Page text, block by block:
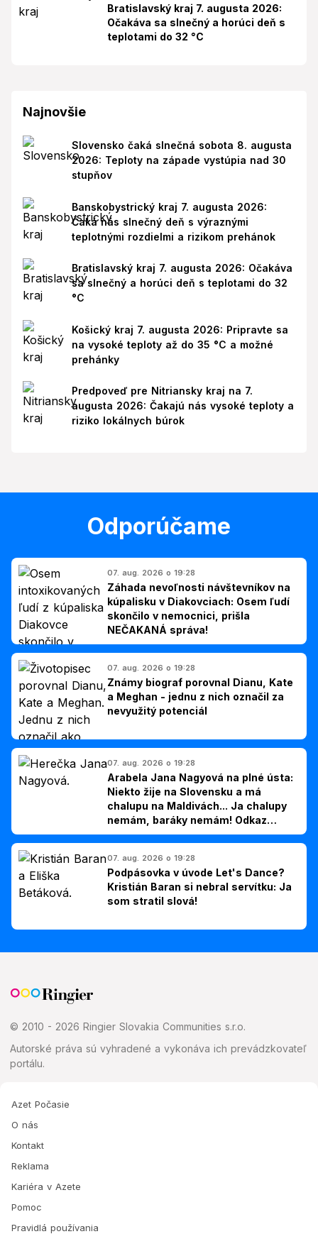
Bratislavský kraj 7. augusta 2026:
Očakáva sa slnečný a horúci deň s
teplotami do 32 °C
Najnovšie
Slovensko čaká slnečná sobota 8. augusta
2026: Teploty na západe vystúpia nad 30
stupňov
Banskobystrický kraj 7. augusta 2026:
Čaká nás slnečný deň s výraznými
teplotnými rozdielmi a rizikom prehánok
Bratislavský kraj 7. augusta 2026: Očakáva
sa slnečný a horúci deň s teplotami do 32
°C
Košický kraj 7. augusta 2026: Pripravte sa
na vysoké teploty až do 35 °C a možné
prehánky
Predpoveď pre Nitriansky kraj na 7.
augusta 2026: Čakajú nás vysoké teploty a
riziko lokálnych búrok
Odporúčame
07. aug. 2026 o 19:28
Záhada nevoľnosti návštevníkov na
kúpalisku v Diakovciach: Osem ľudí
skončilo v nemocnici, prišla
NEČAKANÁ správa!
07. aug. 2026 o 19:28
Známy biograf porovnal Dianu, Kate
a Meghan - jednu z nich označil za
nevyužitý potenciál
07. aug. 2026 o 19:28
Arabela Jana Nagyová na plné ústa:
Niekto žije na Slovensku a má
chalupu na Maldivách... Ja chalupy
nemám, baráky nemám! Odkaz
Slovákom
07. aug. 2026 o 19:28
Podpásovka v úvode Let's Dance?
Kristián Baran si nebral servítku: Ja
som stratil slová!
© 2010 - 2026 Ringier Slovakia Communities s.r.o.
Autorské práva sú vyhradené a vykonáva ich prevádzkovateľ
portálu.
Azet Počasie
O nás
Kontakt
Reklama
Kariéra v Azete
Pomoc
Pravidlá používania